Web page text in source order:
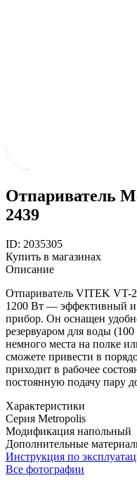
Отпариватель
2439
ID: 2035305
Купить в магазинах
Описание
Отпариватель VITEK VT-
1200 Вт — эффективный
прибор. Он оснащен
резервуаром для воды
немного места на полке
сможете привести в
приходит в рабочее
постоянную подачу пару
Характеристики
Серия Metropolis
Модификация напольный
Дополнительные
Инструкция по
Все фотографии